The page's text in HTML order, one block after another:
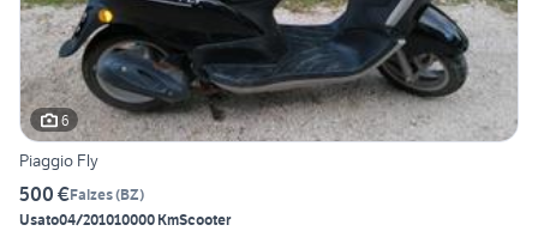
6
Piaggio Fly
500 €Falzes(BZ)
Usato04/201010000 KmScooter